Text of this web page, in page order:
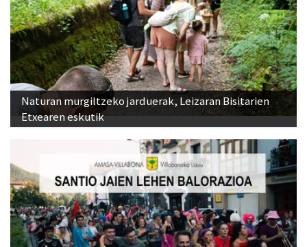
Naturan murgiltzeko jarduerak, Leizaran Bisitarien
Etxearen eskutik